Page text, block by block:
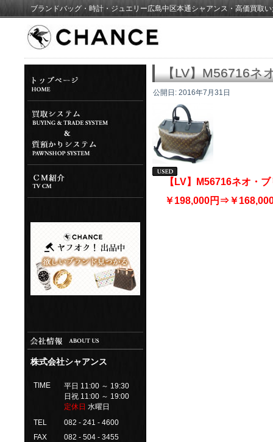
ブランドバッグ・時計・ジュエリー広島中区本通シャアンス・高価買取
株式会社シャアンス
TIME
平日 11:00 ～ 19:30
日祝 11:00 ～ 19:00
定休日 水曜日
TEL
082 - 241 - 4600
FAX
082 - 504 - 3455
【LV】M56716
公開日: 2016年7月31日
【LV】M56716ネオ・
￥198,000円⇒￥